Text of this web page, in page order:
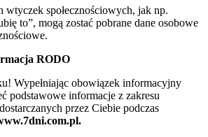
wtyczek społecznościowych, jak np.
to”, mogą zostać pobrane dane osobowe
RODO
Wypełniając obowiązek informacyjny
podstawowe informacje z zakresu
przez Ciebie podczas